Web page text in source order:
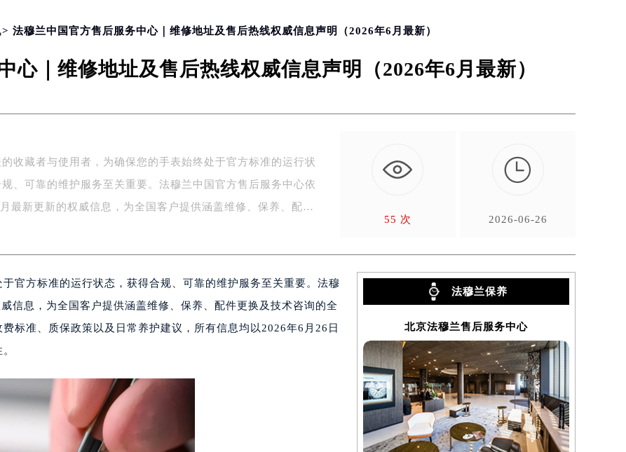
中心写字楼26层2603室（需提前预约）
场写字楼8层806室（需提前预约）
字楼1号楼16层1604室（需提前预约）
心东塔写字楼（华润万象城）17层1706室（需提前预约）
办公楼20层2009室（需提前预约）
中心写字楼A座13层1304室（需提前预约）
双子塔（中央广场）A1座办公楼14层07室（需提前预约）
字楼（万象城）15层1508室（需提前预约）
心写字楼A塔7层704室（需提前预约）
写字楼17层1701室（需提前预约）
写字楼1座30层05室（需提前预约）
字楼B座11层1104室（需提前预约）
楼15层03室（需提前预约）
> 法穆兰中国官方售后服务中心｜维修地址及售后热线权威信息声明（2026年6月最新）
心｜维修地址及售后热线权威信息声明（2026年6月最新）
收藏者与使用者，为确保您的手表始终处于官方标准的运行状
、可靠的维护服务至关重要。法穆兰中国官方售后服务中心依
最新更新的权威信息，为全国客户提供涵盖维修、保养、配件
55 次

2026-06-26
官方标准的运行状态，获得合规、可靠的维护服务至关重要。法穆
信息，为全国客户提供涵盖维修、保养、配件更换及技术咨询的全
标准、质保政策以及日常养护建议，所有信息均以2026年6月26日
法穆兰保养
北京法穆兰售后服务中心